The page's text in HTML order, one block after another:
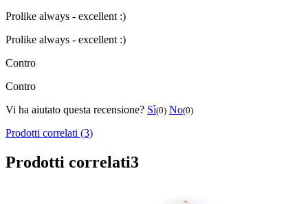
Prolike always - excellent :)
Prolike always - excellent :)
Contro
Contro
Vi ha aiutato questa recensione? Sì(0) No(0)
Prodotti correlati (3)
Prodotti correlati3